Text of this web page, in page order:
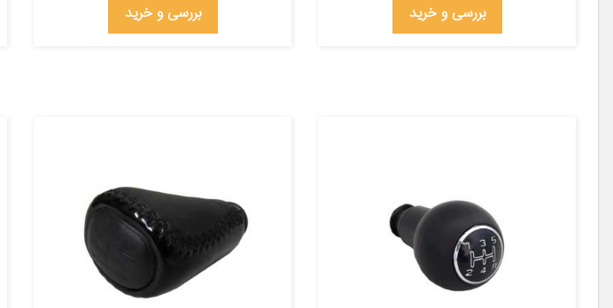
بررسی و خرید بررسی و خرید